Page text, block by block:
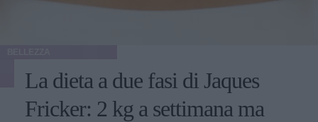
La dieta a due fasi di Jaques
Fricker: 2 kg a settimana ma